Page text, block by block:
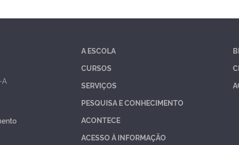
A
A ESCOLA
CURSOS
SERVIÇOS
PESQUISA E CONHECIMENTO
ACONTECE
ACESSO À INFORMAÇÃO